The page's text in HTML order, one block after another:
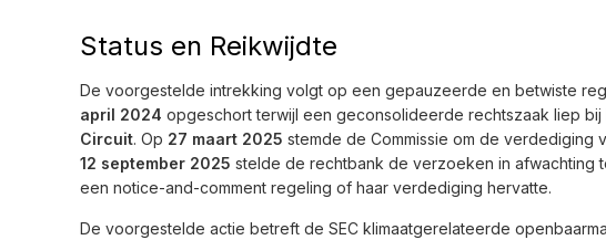
Status en Reikwijdte
De voorgestelde intrekking volgt op een gepauzeerde en betwiste
april 2024 opgeschort terwijl een geconsolideerde rechtszaak liep bij
Circuit. Op 27 maart 2025 stemde de Commissie om de verdediging
12 september 2025 stelde de rechtbank de verzoeken in afwachting
een notice-and-comment regeling of haar verdediging hervatte.
De voorgestelde actie betreft de SEC klimaatgerelateerde